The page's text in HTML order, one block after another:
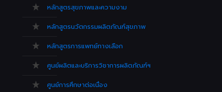
หลักสูตรสุขภาพและความงาม
หลักสูตรนวัตกรรมผลิตภัณฑ์สุขภาพ
หลักสูตรการแพทย์ทางเลือก
ศูนย์ผลิตและบริการวิชาการผลิตภัณฑ์ฯ
ศูนย์การศึกษาต่อเนื่อง